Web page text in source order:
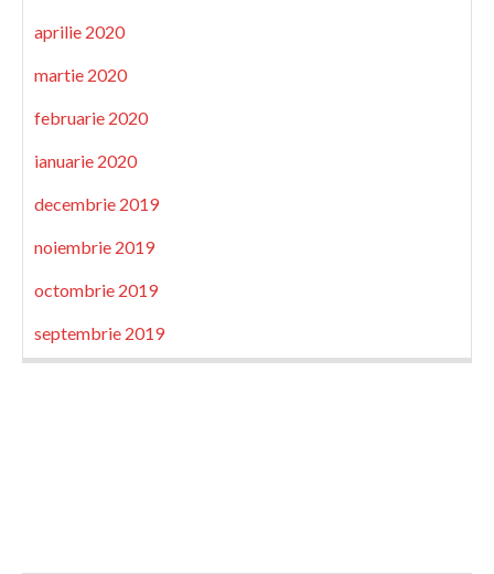
aprilie 2020
martie 2020
februarie 2020
ianuarie 2020
decembrie 2019
noiembrie 2019
octombrie 2019
septembrie 2019